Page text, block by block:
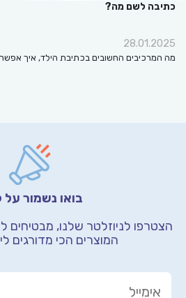
כתיבה לשם מה?
28.01.2025
מה המרכיבים החשובים בכתיבת הילד, איך
בואו נשמור
הצטרפו לניוזלטר שלנו, מבטיחים
המוצרים הכי מדורגים